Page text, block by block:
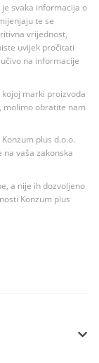
svaka informacija o
te se
vrijednost,
uvijek pročitati
na informacije
marki proizvoda
molimo obratite nam
plus d.o.o.
vaša zakonska
a nije ih dozvoljeno
Konzum plus